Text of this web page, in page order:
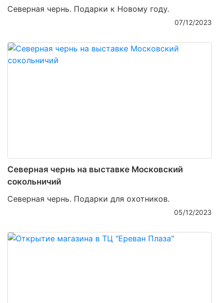
Северная чернь. Подарки к Новому году.
07/12/2023
Северная чернь на выставке Московский
сокольничий
Северная чернь. Подарки для охотников.
05/12/2023